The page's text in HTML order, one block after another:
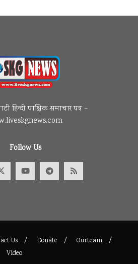
हिन्दी पाक्षिक समाचार पत्र –
Follow Us
Us Donate
Ourteam
Video